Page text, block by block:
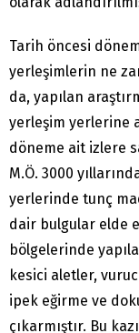
Tarih öncesi
yerleşimlerin ne
da, yapılan
yerleşim yerlerine
döneme ait izlere
M.Ö. 3000
yerlerinde tunç
dair bulgular elde
bölgelerinde
kesici aletler,
ipek eğirme ve
çıkarmıştır. Bu